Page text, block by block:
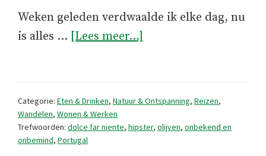
Weken geleden verdwaalde ik elke dag, nu
is alles … [Lees meer...]
voelt
Categorie: Eten & Drinken, Natuur & Ontspanning, Reizen,
Wandelen, Wonen & Werken
Trefwoorden: dolce far niente, hipster, olijven, onbekend en
onbemind, Portugal